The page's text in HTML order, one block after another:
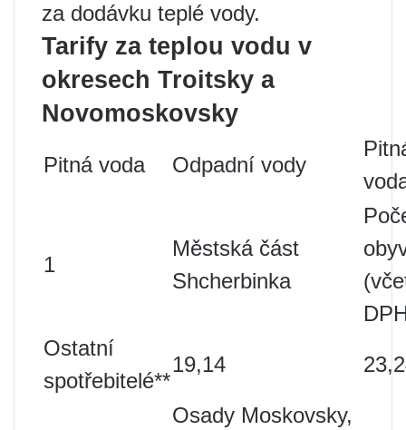
za dodávku teplé vody.
Tarify za teplou vodu v
okresech Troitsky a
Novomoskovsky
Pitná voda Odpadní vody
1
Městská část
Shcherbinka
Ostatní
spotřebitelé**
19,14
Osady Moskovsky,